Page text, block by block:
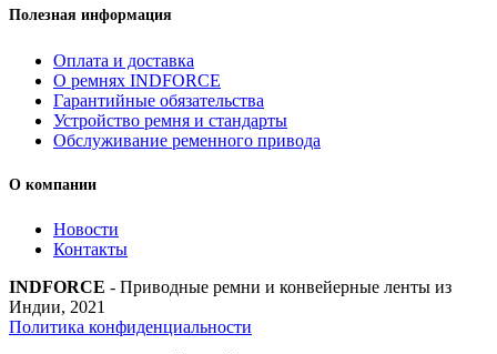
Полезная информация
Оплата и доставка
О ремнях INDFORCE
Гарантийные обязательства
Устройство ремня и стандарты
Обслуживание ременного привода
О компании
Новости
Контакты
INDFORCE - Приводные ремни и конвейерные ленты из
Индии, 2021
Политика конфиденциальности